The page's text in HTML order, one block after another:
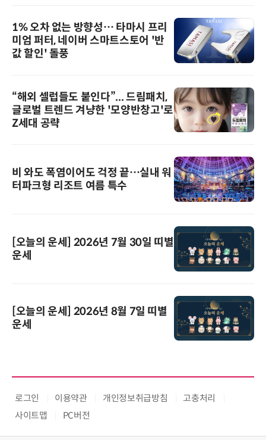
1% 오차 없는 방향성… 타마시 프리
미엄 퍼터, 네이버 스마트스토어 '반
값 할인' 돌풍
“해외 셀럽들도 붙인다”... 드림패치,
글로벌 트렌드 겨냥한 '모양반창고'로
Z세대 공략
비 와도 폭염이어도 걱정 끝…실내 워
터파크형 리조트 여름 특수
[오늘의 운세] 2026년 7월 30일 띠별
운세
[오늘의 운세] 2026년 8월 7일 띠별
운세
로그인 이용약관 개인정보취급방침
고충처리
사이트맵
PC버전